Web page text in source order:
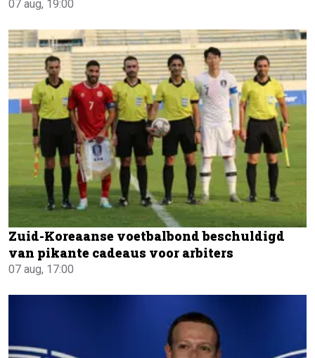
07 aug, 19:00
Zuid-Koreaanse voetbalbond beschuldigd
van pikante cadeaus voor arbiters
07 aug, 17:00